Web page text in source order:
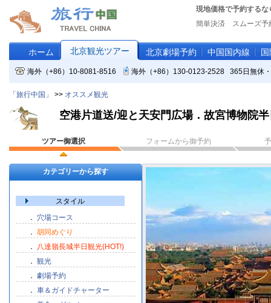
現地価格で予約するな
簡単決済 スムーズ予
ホーム 北京観光ツアー 北京劇場予約 中国国内線
海外（+86）10-8081-8516 海外（+86）130-0123-2528 365日無休
「旅行中国」 >> オススメ観光
空港片道送/迎と天安門広場．故宮博物院
ツアー御選択 フォームから御予約
カテゴリーから探す
スタイル
． 穴場コース
． 胡同めぐり
． 八達嶺長城半日観光(HOT!)
． 観光
． 劇場予約
． 車＆ガイドチャーター